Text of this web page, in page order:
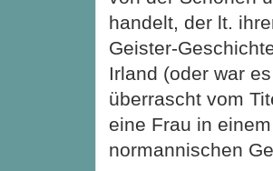
handelt, der lt.
Geister-
Irland (oder war
überrascht vom
eine Frau in
normannischen